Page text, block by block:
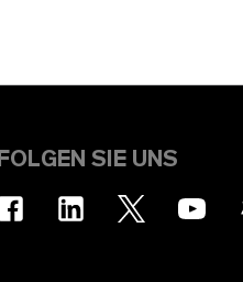
FOLGEN SIE UNS